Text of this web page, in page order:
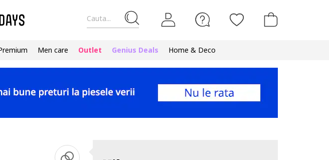
Cauta...
Men care Outlet Genius Deals Home & Deco